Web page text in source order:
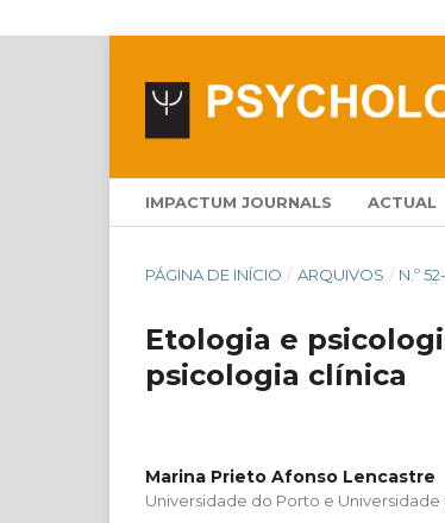
IMPACTUM JOURNALS ACTUAL
PÁGINA DE INÍCIO / ARQUIVOS / N.º
Etologia e
psicologia clínica
Marina Prieto Afonso Lencastre
Universidade do Porto e Universidade